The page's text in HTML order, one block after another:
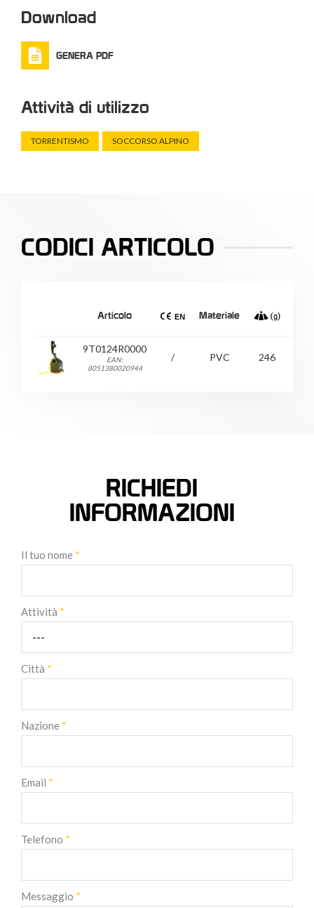
Download
GENERA PDF
Attività di utilizzo
TORRENTISMO SOCCORSO ALPINO
CODICI ARTICOLO
Articolo Materiale
9T0124R0000
EAN:
8051380020944
/ PVC 246
RICHIEDI
INFORMAZIONI
Il tuo nome *
Attività *
Città *
Nazione *
Email *
Telefono *
Messaggio *